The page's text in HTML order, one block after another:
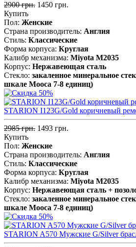
2900 грн. 1450 грн.
Купить
Пол: Женские
Страна производитель: Англия
Стиль: Классические
Форма корпуса: Круглая
Калибр механизма: Miyota M2035
Корпус: Нержавеющая cталь
Стекло: закаленное минеральное
шкале Мооса 7-8 единиц)
STARION I123G/Gold коричневый
2985 грн. 1493 грн.
Купить
Пол: Женские
Страна производитель: Англия
Стиль: Классические
Форма корпуса: Круглая
Калибр механизма: Miyota M2035
Корпус: Нержавеющая сталь +
Стекло: закаленное минеральное
шкале Мооса 7-8 единиц)
STARION A570 Мужские G/Silver